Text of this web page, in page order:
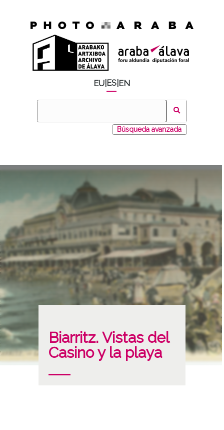
EU ES EN
Búsqueda avanzada
Biarritz. Vistas del
Casino y la playa